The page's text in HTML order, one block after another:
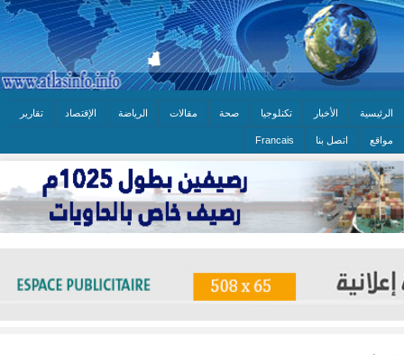
الرئيسية الأخبار تكنلوجيا صحة مقالات الرياضة الإقتصاد تقارير
مواقع اتصل بنا Francais